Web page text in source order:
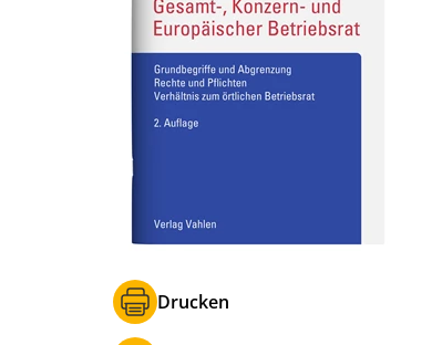
Drucken